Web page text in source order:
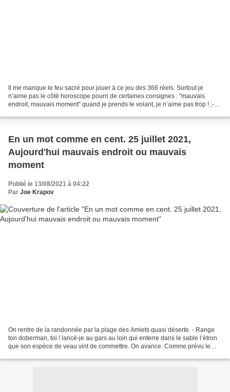
Il me manque le feu sacré pour jouer à ce jeu des 366 réels. Surtout je
n’aime pas le côté horoscope pourri de certaines consignes : "mauvais
endroit, mauvais moment" quand je prends le volant, je n’aime pas trop ! ;-)
En un mot comme en cent. 25 juillet 2021,
Aujourd'hui mauvais endroit ou mauvais
moment
Publié le 13/08/2021 à 04:22
Par Joe Krapov
On rentre de la randonnée par la plage des Amiets quasi déserte. - Range
ton doberman, toi ! lancé-je au gars au loin qui enterre dans le sable l’étron
que son espèce de veau vint de commettre. On avance. Comme prévu le